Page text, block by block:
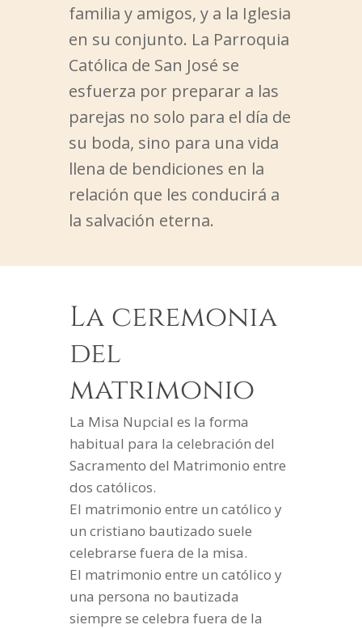
familia y amigos, y a la Iglesia
en su conjunto. La Parroquia
Católica de San José se
esfuerza por preparar a las
parejas no solo para el día de
su boda, sino para una vida
llena de bendiciones en la
relación que les conducirá a
la salvación eterna.
La ceremonia
del
matrimonio
La Misa Nupcial es la forma
habitual para la celebración del
Sacramento del Matrimonio entre
dos católicos.
El matrimonio entre un católico y
un cristiano bautizado suele
celebrarse fuera de la misa.
El matrimonio entre un católico y
una persona no bautizada
siempre se celebra fuera de la